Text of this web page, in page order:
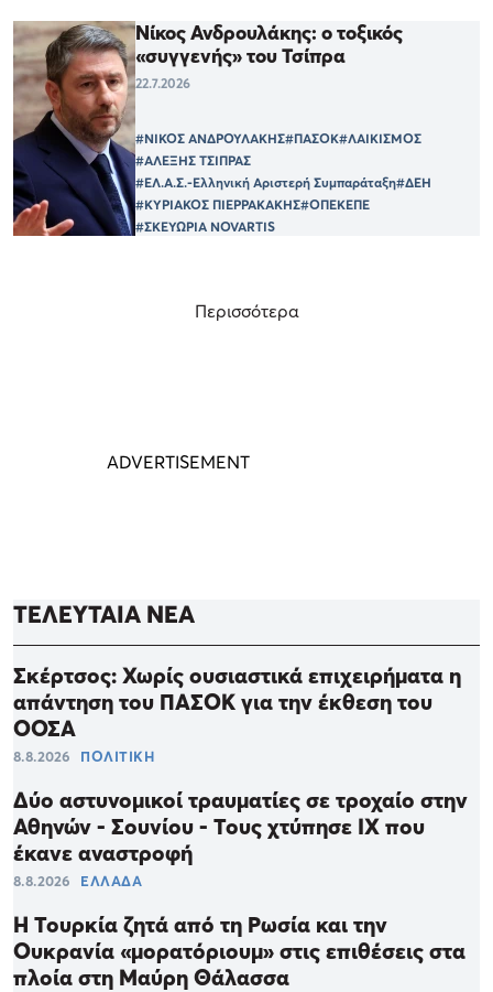
Νίκος Ανδρουλάκης: ο τοξικός
«συγγενής» του Τσίπρα
22.7.2026
#ΝΙΚΟΣ ΑΝΔΡΟΥΛΑΚΗΣ#ΠΑΣΟΚ#ΛΑΙΚΙΣΜΟΣ
#ΑΛΕΞΗΣ ΤΣΙΠΡΑΣ
#ΕΛ.Α.Σ.-Ελληνική Αριστερή Συμπαράταξη#ΔΕΗ
#ΚΥΡΙΑΚΟΣ ΠΙΕΡΡΑΚΑΚΗΣ#ΟΠΕΚΕΠΕ
#ΣΚΕΥΩΡΙΑ NOVARTIS
Περισσότερα
ΤΕΛΕΥΤΑΙΑ ΝΕΑ
Σκέρτσος: Χωρίς ουσιαστικά επιχειρήματα η
απάντηση του ΠΑΣΟΚ για την έκθεση του
ΟΟΣΑ
8.8.2026 ΠΟΛΙΤΙΚΗ
Δύο αστυνομικοί τραυματίες σε τροχαίο στην
Αθηνών - Σουνίου - Τους χτύπησε ΙΧ που
έκανε αναστροφή
8.8.2026 ΕΛΛΑΔΑ
Η Τουρκία ζητά από τη Ρωσία και την
Ουκρανία «μορατόριουμ» στις επιθέσεις στα
πλοία στη Μαύρη Θάλασσα